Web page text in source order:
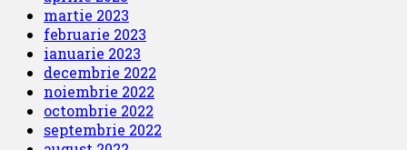
martie 2023
februarie 2023
ianuarie 2023
decembrie 2022
noiembrie 2022
octombrie 2022
septembrie 2022